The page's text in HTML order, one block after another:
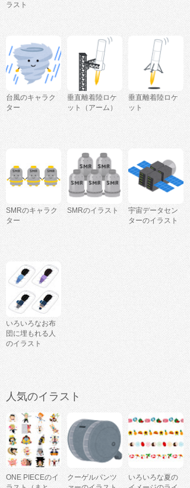
ラスト
台風のキャラク
ター
垂直離着陸ロケ
ット（アーム）
垂直離着陸ロケ
ット
SMRのキャラク
ター
SMRのイラスト
宇宙データセン
ターのイラスト
いろいろなお布
団に埋もれる人
のイラスト
人気のイラスト
ONE PIECEのイ
クーゲルパンツ
いろいろな夏の